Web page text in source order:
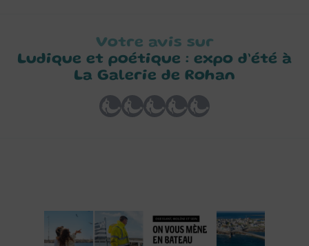
Votre avis sur
Ludique et poétique : expo d’été à
La Galerie de Rohan